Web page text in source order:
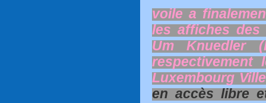
voile a
les affiches des
Um Knuedler
Luxembourg
en accès libre